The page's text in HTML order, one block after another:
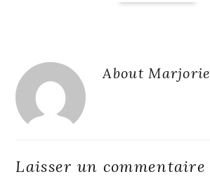
Reader
Interactions
AboutMarjorie
Laisser un commentaire